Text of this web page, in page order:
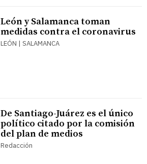
León y Salamanca toman
medidas contra el coronavirus
LEÓN | SALAMANCA
De Santiago-Juárez es el único
político citado por la comisión
del plan de medios
Redacción